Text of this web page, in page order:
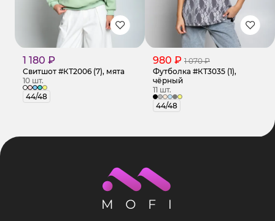
1 180 ₽
Свитшот #КТ2006 (7), мята
10 шт.
44/48
980 ₽ 1 070 ₽
Футболка #КТ3035 (1),
чёрный
11 шт.
44/48